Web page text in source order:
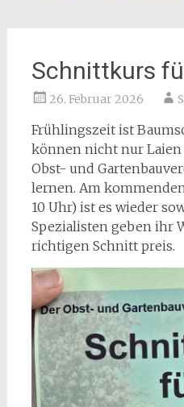
Schnittkurs
26. Februar 2026
Frühlingszeit ist
können nicht nur Laien
Obst- und
lernen. Am
10 Uhr) ist es wieder
Spezialisten geben ihr
richtigen Schnitt preis.